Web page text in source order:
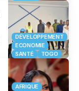
DÉVELOPPEMENT
ECONOMIE
SANTÉ
TOGO
AFRIQUE